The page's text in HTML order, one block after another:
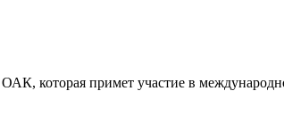
ОАК, которая примет участие в